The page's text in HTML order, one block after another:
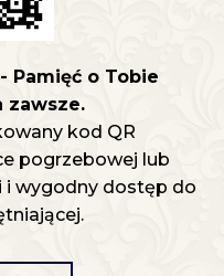
- Pamięć o Tobie
zawsze.
kod QR
pogrzebowej lub
i wygodny dostęp do